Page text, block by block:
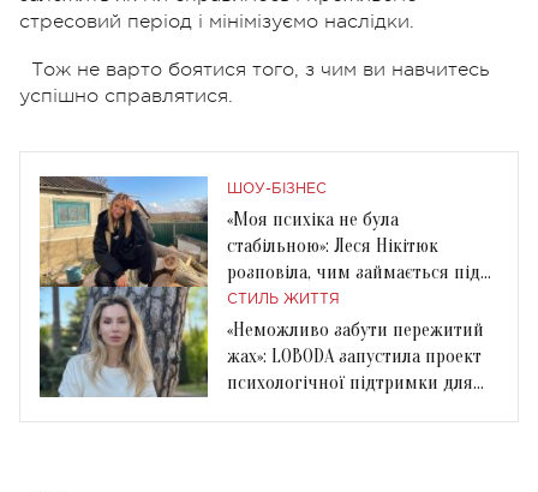
стресовий період і мінімізуємо наслідки.
Тож не варто боятися того, з чим ви навчитесь
успішно справлятися.
ШОУ-БІЗНЕС
«Моя психіка не була
стабільною»: Леся Нікітюк
розповіла, чим займається під
час війни
СТИЛЬ ЖИТТЯ
«Неможливо забути пережитий
жах»: LOBODA запустила проект
психологічної підтримки для